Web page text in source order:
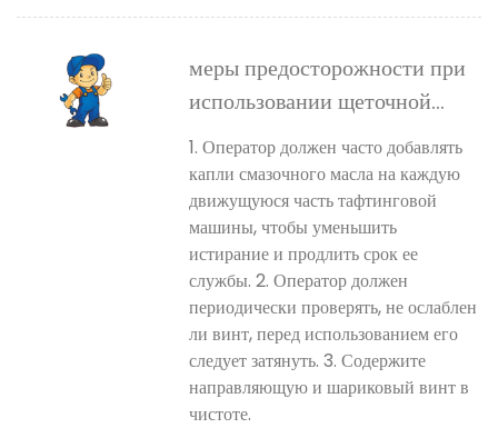
меры предосторожности при
использовании щеточной
машины
1. Оператор должен часто добавлять
капли смазочного масла на каждую
движущуюся часть тафтинговой
машины, чтобы уменьшить
истирание и продлить срок ее
службы. 2. Оператор должен
периодически проверять, не ослаблен
ли винт, перед использованием его
следует затянуть. 3. Содержите
направляющую и шариковый винт в
чистоте.